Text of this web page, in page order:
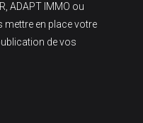
ADAPT IMMO ou
mettre en place votre
de vos